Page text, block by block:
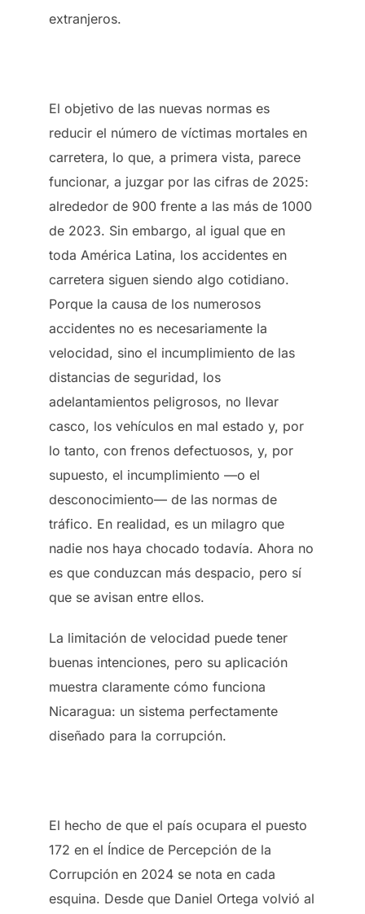
extranjeros.
El objetivo de las nuevas normas es
reducir el número de víctimas mortales en
carretera, lo que, a primera vista, parece
funcionar, a juzgar por las cifras de 2025:
alrededor de 900 frente a las más de 1000
de 2023. Sin embargo, al igual que en
toda América Latina, los accidentes en
carretera siguen siendo algo cotidiano.
Porque la causa de los numerosos
accidentes no es necesariamente la
velocidad, sino el incumplimiento de las
distancias de seguridad, los
adelantamientos peligrosos, no llevar
casco, los vehículos en mal estado y, por
lo tanto, con frenos defectuosos, y, por
supuesto, el incumplimiento —o el
desconocimiento— de las normas de
tráfico. En realidad, es un milagro que
nadie nos haya chocado todavía. Ahora no
es que conduzcan más despacio, pero sí
que se avisan entre ellos.
La limitación de velocidad puede tener
buenas intenciones, pero su aplicación
muestra claramente cómo funciona
Nicaragua: un sistema perfectamente
diseñado para la corrupción.
El hecho de que el país ocupara el puesto
172 en el Índice de Percepción de la
Corrupción en 2024 se nota en cada
esquina. Desde que Daniel Ortega volvió al